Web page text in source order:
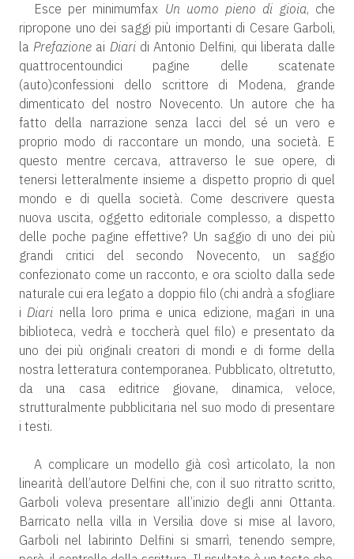
Esce per minimumfax Un uomo pieno di gioia, che
ripropone uno dei saggi più importanti di Cesare Garboli,
laPrefazione ai Diaridi Antonio Delfini, qui liberata dalle
quattrocentoundici pagine delle scatenate
(auto)confessioni dello scrittore di Modena, grande
dimenticato del nostro Novecento. Un autore che ha
fatto della narrazione senza lacci del sé un vero e
proprio modo di raccontare un mondo, una società. E
questo mentre cercava, attraverso le sue opere, di
tenersi letteralmente insieme a dispetto proprio di quel
mondo e di quella società. Come descrivere questa
nuova uscita, oggetto editoriale complesso, a dispetto
delle poche pagine effettive? Un saggio di uno dei più
grandi critici del secondo Novecento, un saggio
confezionato come un racconto, e ora sciolto dalla sede
naturale cui era legato a doppio filo (chi andrà a sfogliare
iDiari nella loro prima e unica edizione, magari in una
biblioteca, vedrà e toccherà quel filo) e presentato da
uno dei più originali creatori di mondi e di forme della
nostra letteratura contemporanea. Pubblicato, oltretutto,
da una casa editrice giovane, dinamica, veloce,
strutturalmente pubblicitaria nel suo modo di presentare
i testi.
A complicare un modello già così articolato, la non
linearità dell’autore Delfini che, con il suo ritratto scritto,
Garboli voleva presentare all’inizio degli anni Ottanta.
Barricato nella villa in Versilia dove si mise al lavoro,
Garboli nel labirinto Delfini si smarrì, tenendo sempre,